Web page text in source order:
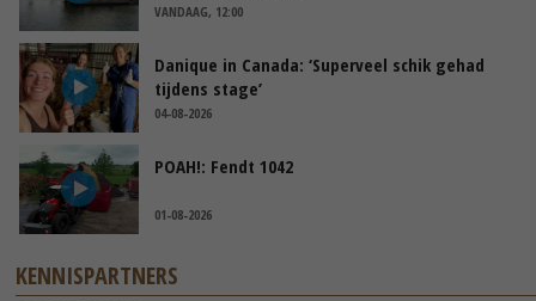
VANDAAG, 12:00
Danique in Canada: ‘Superveel schik gehad
tijdens stage’
04-08-2026
POAH!: Fendt 1042
01-08-2026
KENNISPARTNERS